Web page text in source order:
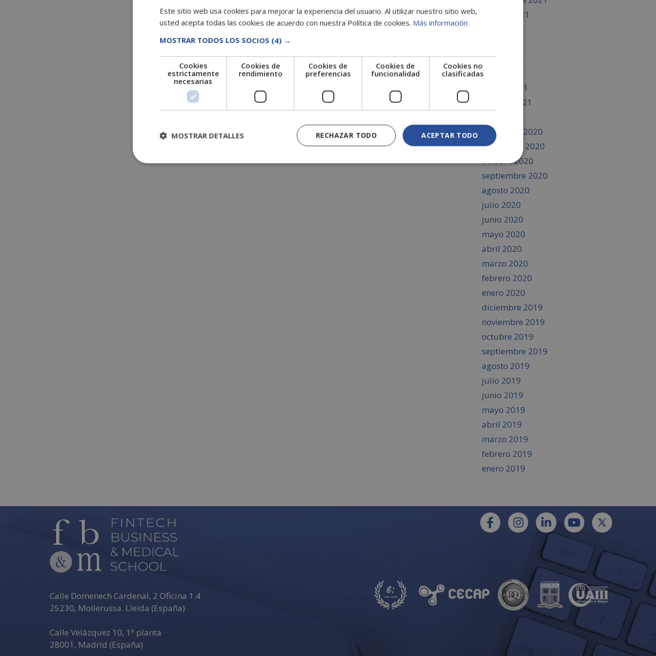
agosto 2021
mayo 2021
abril 2021
marzo 2021
febrero 2021
diciembre 2020
noviembre 2020
octubre 2020
septiembre 2020
agosto 2020
julio 2020
junio 2020
mayo 2020
abril 2020
marzo 2020
febrero 2020
enero 2020
diciembre 2019
noviembre 2019
octubre 2019
septiembre 2019
agosto 2019
julio 2019
junio 2019
mayo 2019
abril 2019
marzo 2019
febrero 2019
enero 2019
Calle Domenech Cardenal, 2 Oficina 1.4
25230, Mollerussa. Lleida (España)
Calle Velázquez 10, 1ª planta
28001 , Madrid (España)
Este sitio web usa cookies para mejorar la experiencia del usuario. Al utilizar nuestro sitio web,
usted acepta todas las cookies de acuerdo con nuestra Política de cookies. Más información
MOSTRAR TODOS LOS SOCIOS (4) →
Cookies
estrictamente
necesarias
Cookies de
rendimiento
Cookies de
preferencias
Cookies de
funcionalidad
Cookies no
clasificadas
ACEPTAR TODO
RECHAZAR TODO
MOSTRAR DETALLES